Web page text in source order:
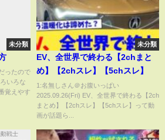
未分類
ったので
いろな
覚えやす
未分類
EV、全世界で終わる【2chまと
め】【2chスレ】【5chスレ】
1:名無しさん＠お腹いっぱい
2025.09.26(Fri) EV、全世界で終わる【2ch
まとめ】【2chスレ】【5chスレ】って動
画が話題ら...